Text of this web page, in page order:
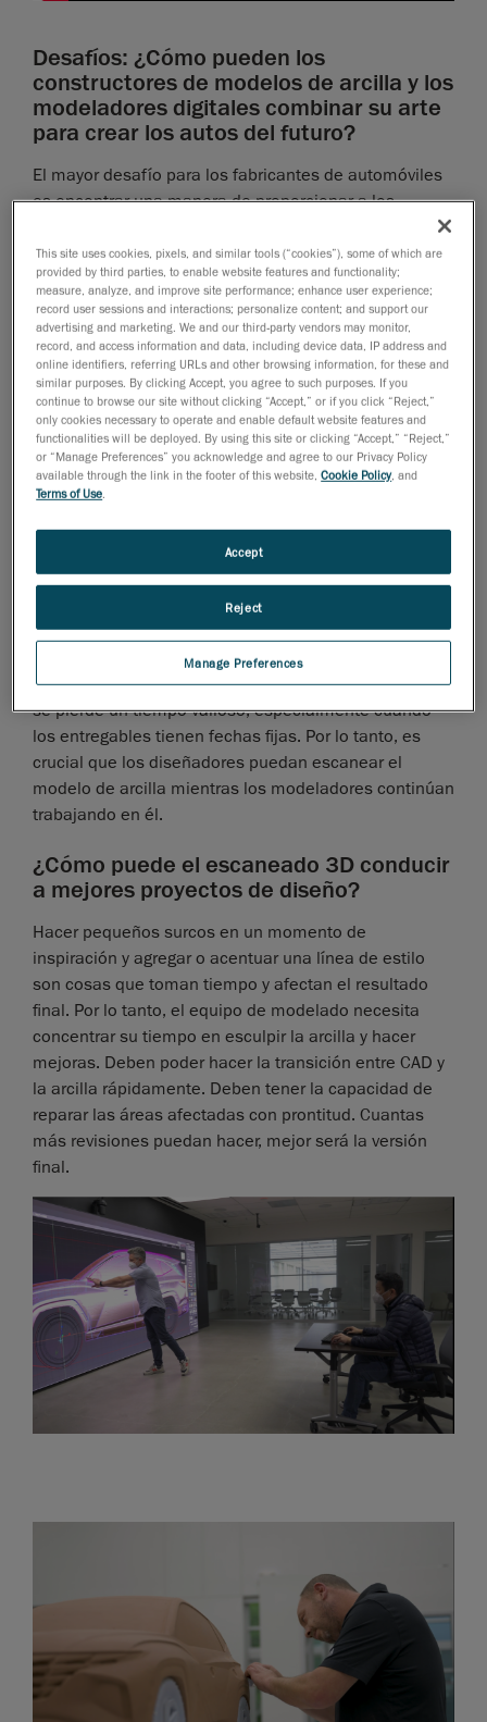
Desafíos: ¿Cómo pueden los
constructores de modelos de arcilla y los
modeladores digitales combinar su arte
para crear los autos del futuro?
El mayor desafío para los fabricantes de automóviles
es encontrar una manera de proporcionar a los
rápida y eficiente. Rápidamente porque un diseño
requiere muchos cambios y refinamiento (cuanto más
tiempo tengan para hacer mejoras, mejor será la
calidad del diseño). Y de manera eficiente porque el
equipo de modelado necesita mediciones 3D precisas
con el mayor nivel de detalle para comprender el
modelo de arcilla y tomar mejores decisiones.
Aquí es donde entra el escaneado 3D.
3D en el proceso de diseño sin alargar el
Cuando los escáneres 3D son demasiado
voluminosos y difíciles de manejar, los modeladores
deben dejar de trabajar en la arcilla, lo que hace que
el proceso de diseño lleve mucho tiempo. Por lo tanto,
se pierde un tiempo valioso, especialmente cuando
los entregables tienen fechas fijas. Por lo tanto, es
crucial que los diseñadores puedan escanear el
modelo de arcilla mientras los modeladores continúan
trabajando en él.
¿Cómo puede el escaneado 3D conducir
a mejores proyectos de diseño?
Hacer pequeños surcos en un momento de
inspiración y agregar o acentuar una línea de estilo
son cosas que toman tiempo y afectan el resultado
final. Por lo tanto, el equipo de modelado necesita
concentrar su tiempo en esculpir la arcilla y hacer
mejoras. Deben poder hacer la transición entre CAD y
la arcilla rápidamente. Deben tener la capacidad de
reparar las áreas afectadas con prontitud. Cuantas
más revisiones puedan hacer, mejor será la versión
final.
This site uses cookies, pixels, and similar tools (“cookies”), some of which are
provided by third parties, to enable website features and functionality;
measure, analyze, and improve site performance; enhance user experience;
record user sessions and interactions; personalize content; and support our
advertising and marketing. We and our third-party vendors may monitor,
record, and access information and data, including device data, IP address and
online identifiers, referring URLs and other browsing information, for these and
similar purposes. By clicking Accept, you agree to such purposes. If you
continue to browse our site without clicking “Accept,” or if you click “Reject,”
only cookies necessary to operate and enable default website features and
functionalities will be deployed. By using this site or clicking “Accept,” “Reject,”
or “Manage Preferences” you acknowledge and agree to our Privacy Policy
available through the link in the footer of this website,Cookie Policy, and
Terms of Use.
Manage Preferences
Reject
Accept